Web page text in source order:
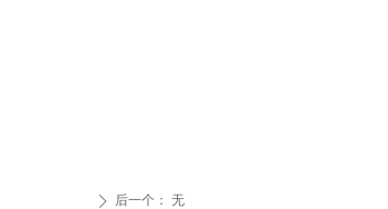
ꄲ 后一个： 无